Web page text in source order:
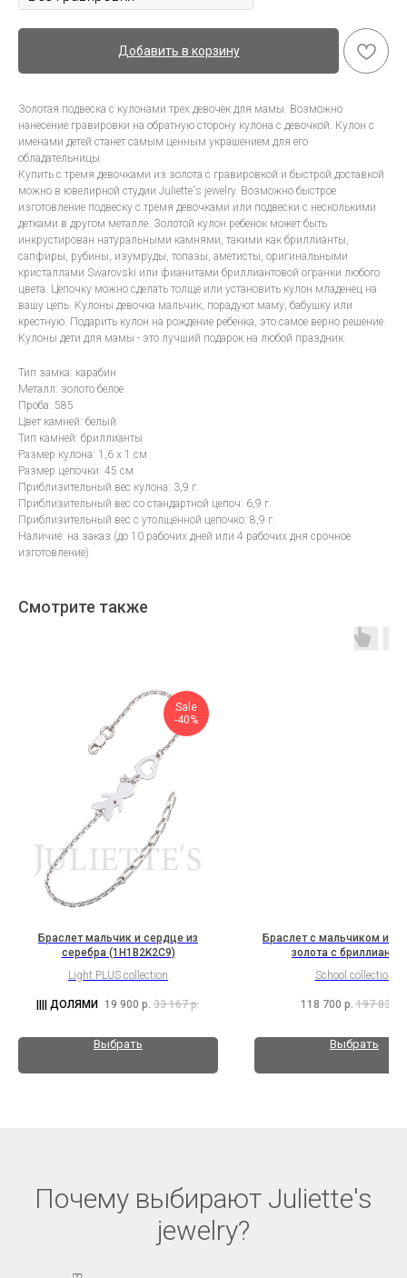
Добавить в корзину
Золотая подвеска с кулонами трех девочек для мамы. Возможно
нанесение гравировки на обратную сторону кулона с девочкой. Кулон с
именами детей станет самым ценным украшением для его
обладательницы.
Купить с тремя девочками из золота с гравировкой и быстрой доставкой
можно в ювелирной студии Juliette's jewelry. Возможно быстрое
изготовление подвеску с тремя девочками или подвески с несколькими
детками в другом металле. Золотой кулон ребенок может быть
инкрустирован натуральными камнями, такими как бриллианты,
сапфиры, рубины, изумруды, топазы, аметисты, оригинальными
кристаллами Swarovski или фианитами бриллиантовой огранки любого
цвета. Цепочку можно сделать толще или установить кулон младенец на
вашу цепь. Кулоны девочка мальчик, порадуют маму, бабушку или
крестную. Подарить кулон на рождение ребенка, это самое верно решение.
Кулоны дети для мамы - это лучший подарок на любой праздник.
Тип замка: карабин
Металл: золото белое
Проба: 585
Цвет камней: белый
Тип камней: бриллианты
Размер кулона: 1,6 х 1 см
Размер цепочки: 45 см
Приблизительный вес кулона: 3,9 г.
Приблизительный вес со стандартной цепоч: 6,9 г.
Приблизительный вес с утолщённой цепочко: 8,9 г.
Наличие: на заказ (до 10 рабочих дней или 4 рабочих дня срочное
изготовление)
Смотрите также
Sale
-40%
Браслет мальчик и сердце из
серебра (1H1B2K2C9)
Light PLUS collection
19 900 р. 33 167 р.
Выбрать
Браслет с мальчиком из
золота с
(2H5B13K2Sh1b)
School collection
118 700 р. 197 833
Выбрать
Почему выбирают Juliette's
jewelry?